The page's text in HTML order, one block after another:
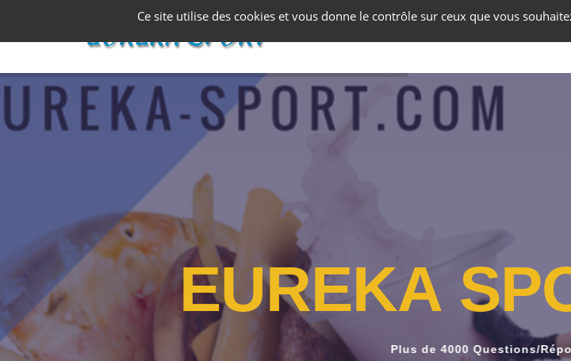
EUREKA SP
Plus de 4000 Questions/
Ce site utilise des cookies et vous donne le contrôle sur ceux que vous